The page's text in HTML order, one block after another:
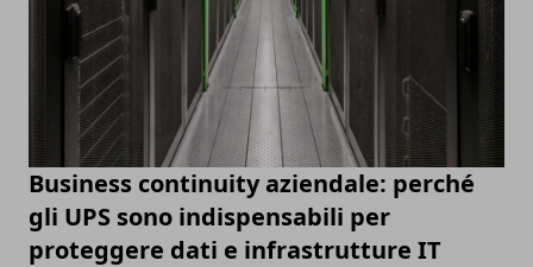
Business continuity aziendale: perché
gli UPS sono indispensabili per
proteggere dati e infrastrutture IT